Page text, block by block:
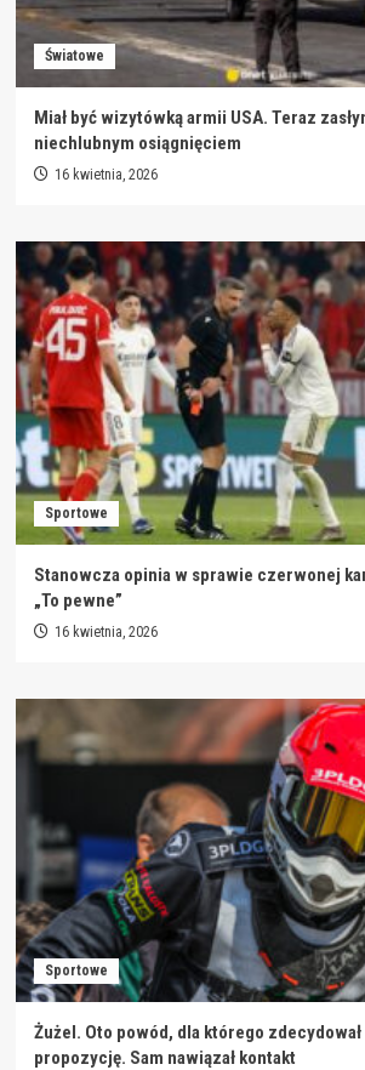
Światowe
Miał być wizytówką armii USA. Teraz
niechlubnym osiągnięciem
16 kwietnia, 2026
Sportowe
Stanowcza opinia w sprawie czerwonej
„To pewne”
16 kwietnia, 2026
Sportowe
Żużel. Oto powód, dla którego zdecydował
propozycję. Sam nawiązał kontakt